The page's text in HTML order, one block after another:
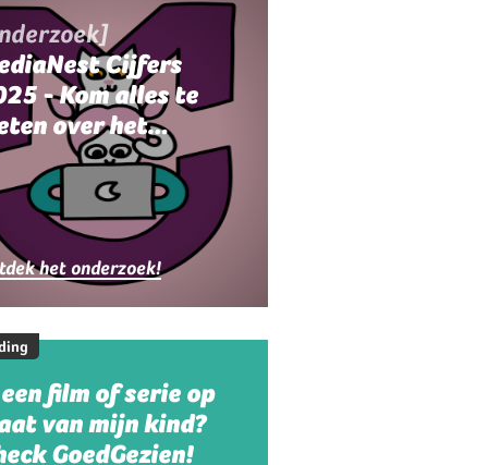
Cijfers
- Kom alles te
over het
en de
in
het onderzoek!
film of serie op
van mijn kind?
GoedGezien!